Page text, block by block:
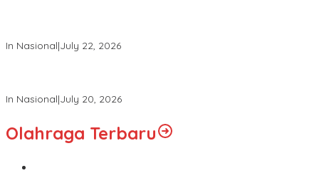
In Nasional|July 22, 2026
In Nasional|July 20, 2026
Olahraga Terbaru